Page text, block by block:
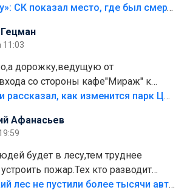
«Попал на пику»: СК показал место, где был смертельно травмирован ребенок в Тольятти
11:03
дорожку,ведущую от
со стороны кафе"Мираж" к
доделать?А то бордюры
и испортилась.Да еще,видимо,часть
Глава Тольятти рассказал, как изменится парк Центрального района
Афанасьев
будет в лесу,тем труднее
пожар.Тех кто разводит
безбожно штрафовать.Камер полно
В тольяттинский лес не пустили более тысячи автомобилей